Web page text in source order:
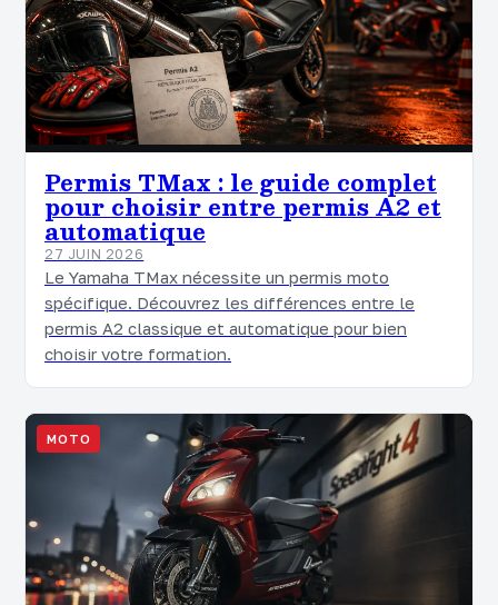
Permis TMax : le guide complet
pour choisir entre permis A2 et
automatique
27 JUIN 2026
Le Yamaha TMax nécessite un permis moto
spécifique. Découvrez les différences entre le
permis A2 classique et automatique pour bien
choisir votre formation.
MOTO